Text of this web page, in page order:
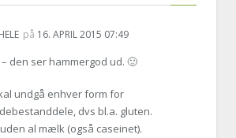
på 16. APRIL 2015 07:49
– den ser hammergod ud. 🙂
undgå enhver form for
dvs bl.a. gluten.
al mælk (også caseinet).